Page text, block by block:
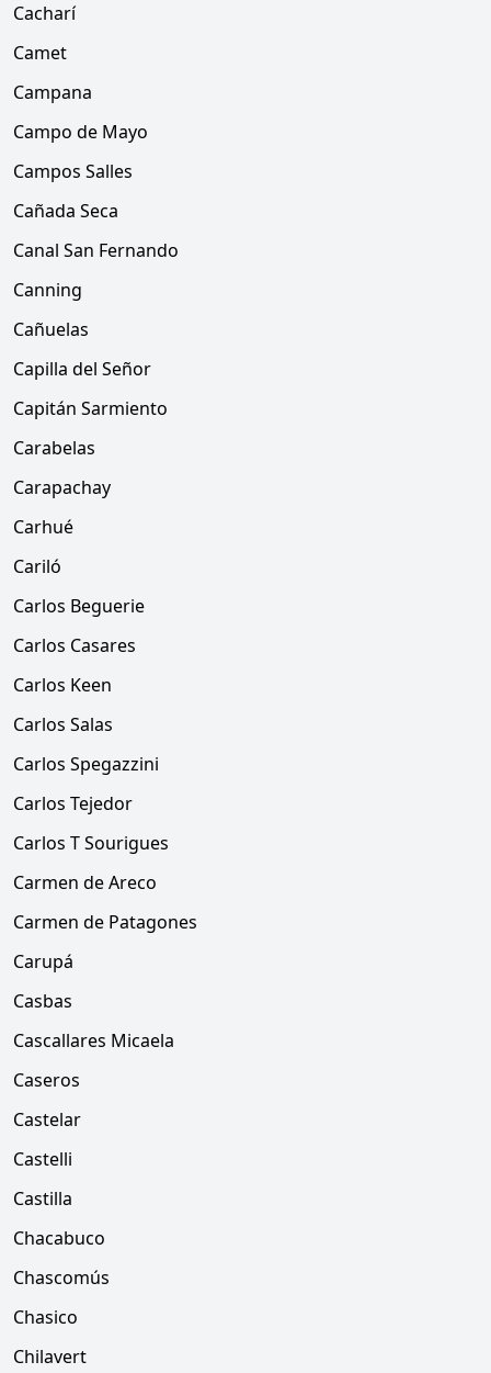
Cacharí
Camet
Campana
Campo de Mayo
Campos Salles
Cañada Seca
Canal San Fernando
Canning
Cañuelas
Capilla del Señor
Capitán Sarmiento
Carabelas
Carapachay
Carhué
Cariló
Carlos Beguerie
Carlos Casares
Carlos Keen
Carlos Salas
Carlos Spegazzini
Carlos Tejedor
Carlos T Sourigues
Carmen de Areco
Carmen de Patagones
Carupá
Casbas
Cascallares Micaela
Caseros
Castelar
Castelli
Castilla
Chacabuco
Chascomús
Chasico
Chilavert